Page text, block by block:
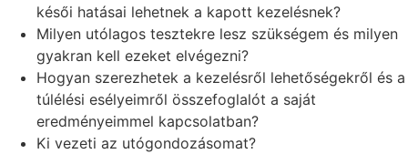
késői hatásai lehetnek a kapott kezelésnek?
Milyen utólagos tesztekre lesz szükségem és milyen
gyakran kell ezeket elvégezni?
Hogyan szerezhetek a kezelésről lehetőségekről és a
túlélési esélyeimről összefoglalót a saját
eredményeimmel kapcsolatban?
Ki vezeti az utógondozásomat?